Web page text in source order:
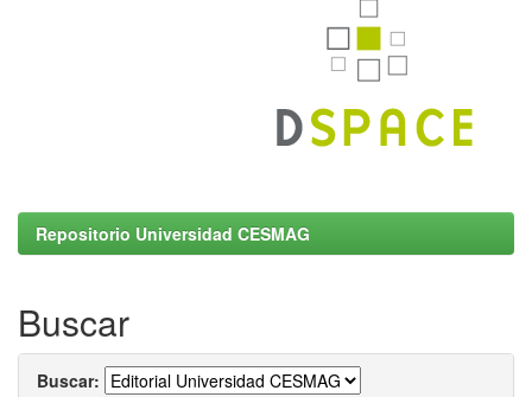
Repositorio Universidad CESMAG
Buscar
Buscar: